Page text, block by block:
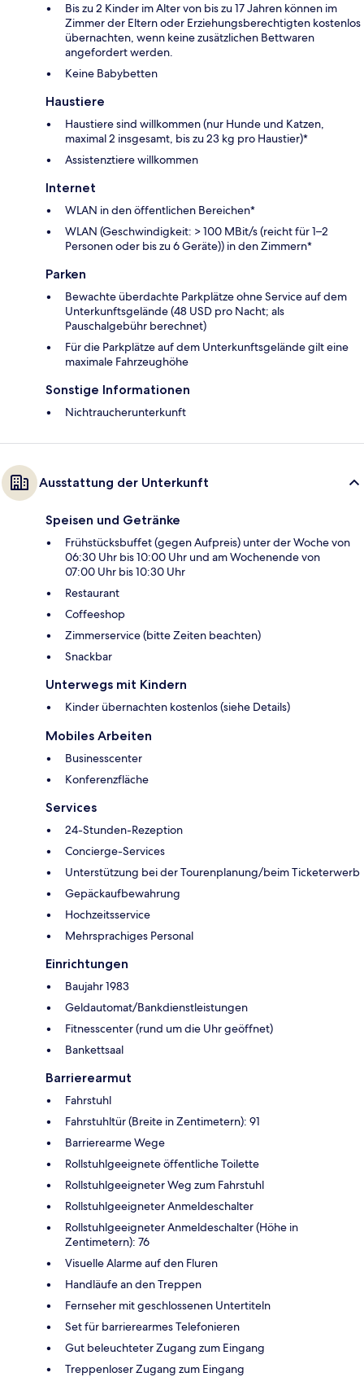
Bis zu 2 Kinder im Alter von bis zu 17 Jahren können im
Zimmer der Eltern oder Erziehungsberechtigten kostenlos
übernachten, wenn keine zusätzlichen Bettwaren
angefordert werden.
Keine Babybetten
Haustiere
Haustiere sind willkommen (nur Hunde und Katzen,
maximal 2 insgesamt, bis zu 23 kg pro Haustier)*
Assistenztiere willkommen
Internet
WLAN in den öffentlichen Bereichen*
WLAN (Geschwindigkeit: > 100 MBit/s (reicht für 1–2
Personen oder bis zu 6 Geräte)) in den Zimmern*
Parken
Bewachte überdachte Parkplätze ohne Service auf dem
Unterkunftsgelände (48 USD pro Nacht; als
Pauschalgebühr berechnet)
Für die Parkplätze auf dem Unterkunftsgelände gilt eine
maximale Fahrzeughöhe
Sonstige Informationen
Nichtraucherunterkunft
Ausstattung der Unterkunft
Speisen und Getränke
Frühstücksbuffet (gegen Aufpreis) unter der Woche von
06:30 Uhr bis 10:00 Uhr und am Wochenende von
07:00 Uhr bis 10:30 Uhr
Restaurant
Coffeeshop
Zimmerservice (bitte Zeiten beachten)
Snackbar
Unterwegs mit Kindern
Kinder übernachten kostenlos (siehe Details)
Mobiles Arbeiten
Businesscenter
Konferenzfläche
Services
24-Stunden-Rezeption
Concierge-Services
Unterstützung bei der Tourenplanung/beim Ticketerwerb
Gepäckaufbewahrung
Hochzeitsservice
Mehrsprachiges Personal
Einrichtungen
Baujahr 1983
Geldautomat/Bankdienstleistungen
Fitnesscenter (rund um die Uhr geöffnet)
Bankettsaal
Barrierearmut
Fahrstuhl
Fahrstuhltür (Breite in Zentimetern): 91
Barrierearme Wege
Rollstuhlgeeignete öffentliche Toilette
Rollstuhlgeeigneter Weg zum Fahrstuhl
Rollstuhlgeeigneter Anmeldeschalter
Rollstuhlgeeigneter Anmeldeschalter (Höhe in
Zentimetern): 76
Visuelle Alarme auf den Fluren
Handläufe an den Treppen
Fernseher mit geschlossenen Untertiteln
Set für barrierearmes Telefonieren
Gut beleuchteter Zugang zum Eingang
Treppenloser Zugang zum Eingang